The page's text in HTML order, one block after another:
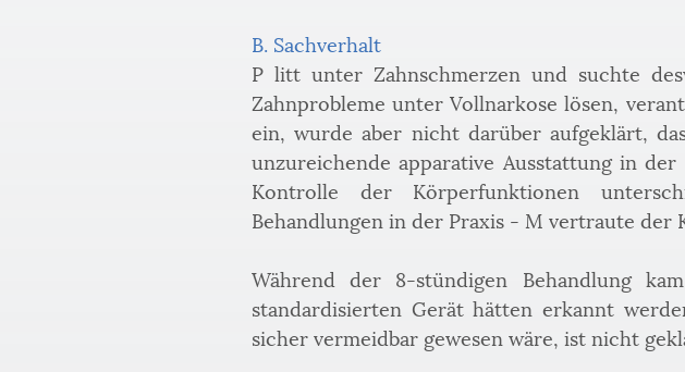
B. Sachverhalt
P litt unter Zahnschmerzen und suchte
Zahnprobleme unter Vollnarkose lösen,
ein, wurde aber nicht darüber aufgeklärt,
unzureichende apparative Ausstattung in
Kontrolle der Körperfunktionen
Behandlungen in der Praxis - M vertraute der
Während der 8-stündigen Behandlung
standardisierten Gerät hätten erkannt
sicher vermeidbar gewesen wäre, ist nicht